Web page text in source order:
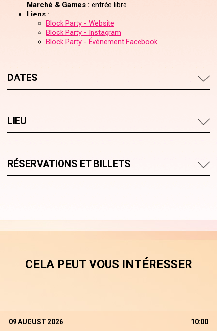
Marché & Games : entrée libre
Liens :
Block Party - Website
Block Party - Instagram
Block Party - Événement Facebook
DATES
LIEU
RÉSERVATIONS ET BILLETS
CELA PEUT VOUS INTÉRESSER
09 AUGUST 2026 10:00